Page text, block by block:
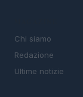
Chi siamo
Redazione
Ultime notizie